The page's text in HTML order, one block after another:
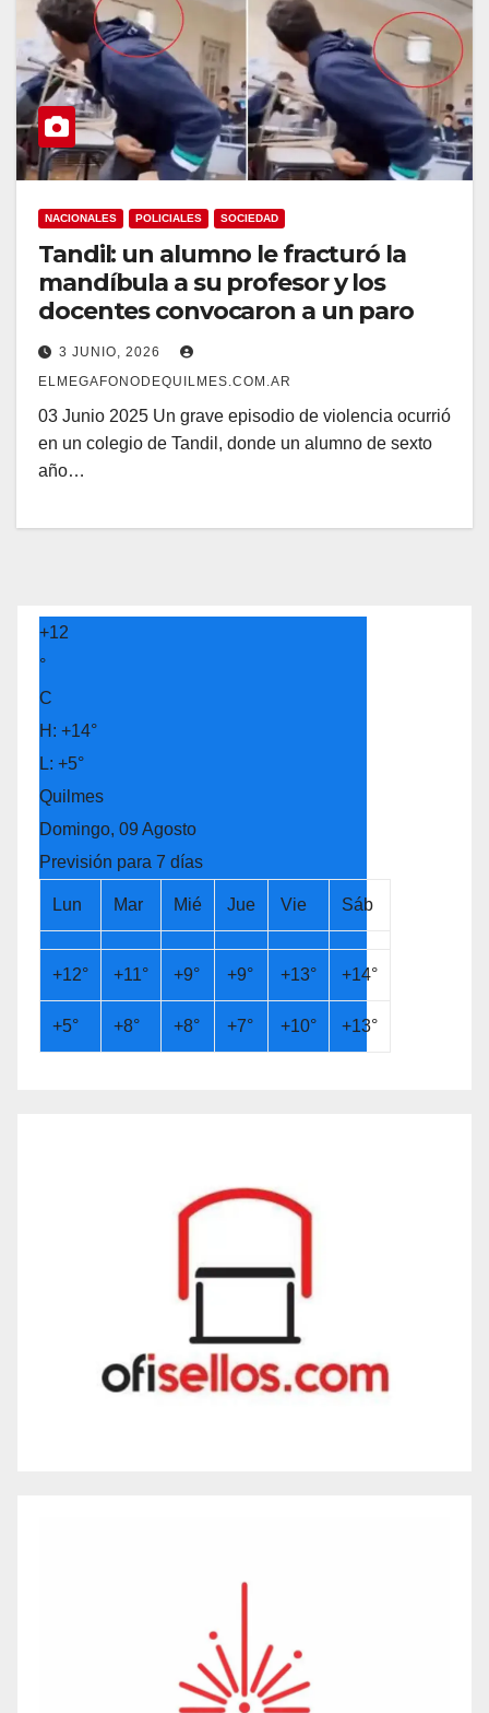
NACIONALES POLICIALES SOCIEDAD
Tandil: un alumno le fracturó la
mandíbula a su profesor y los
docentes convocaron a un paro
3 JUNIO, 2026
ELMEGAFONODEQUILMES.COM.AR
03 Junio 2025 Un grave episodio de violencia ocurrió
en un colegio de Tandil, donde un alumno de sexto
año…
+12
°
C
H: +14°
L: +5°
Quilmes
Domingo, 09 Agosto
Previsión para 7 días
Lun Mar Mié Jue Vie Sáb
+12° +11° +9° +9° +13° +14°
+5° +8° +8° +7° +10° +13°